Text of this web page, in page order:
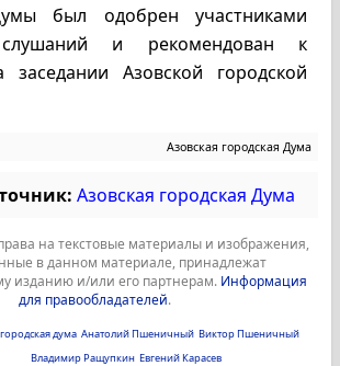
был одобрен участниками
и рекомендован к
Азовской городской
Азовская городская Дума
Азовская городская Дума
на текстовые материалы и изображения,
в данном материале, принадлежат
изданию и/или его партнерам. Информация
для правообладателей.
дума Анатолий Пшеничный Виктор Пшеничный
Владимир Ращупкин Евгений Карасев